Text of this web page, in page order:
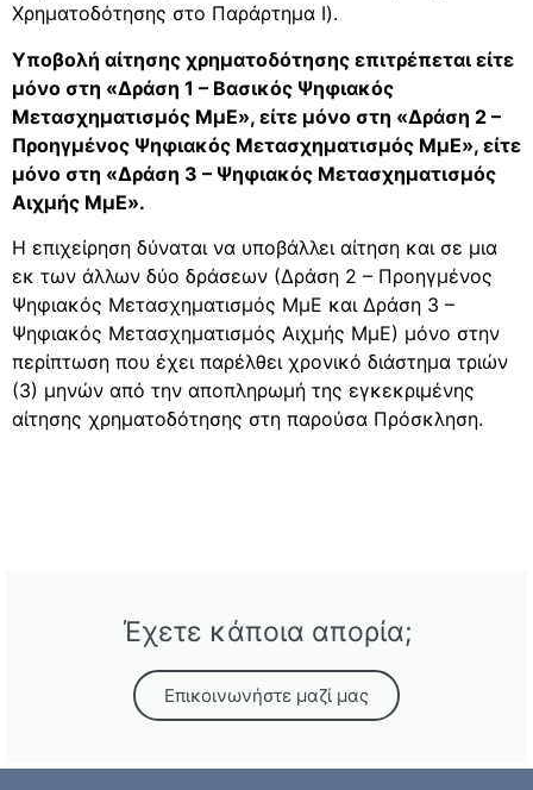
Χρηματοδότησης στο Παράρτημα Ι).
Υποβολή αίτησης χρηματοδότησης επιτρέπεται είτε
μόνο στη «Δράση 1 – Βασικός Ψηφιακός
Μετασχηματισμός ΜμΕ», είτε μόνο στη «Δράση 2 –
Προηγμένος Ψηφιακός Μετασχηματισμός ΜμΕ», είτε
μόνο στη «Δράση 3 – Ψηφιακός Μετασχηματισμός
Αιχμής ΜμΕ».
Η επιχείρηση δύναται να υποβάλλει αίτηση και σε μια
εκ των άλλων δύο δράσεων (Δράση 2 – Προηγμένος
Ψηφιακός Μετασχηματισμός ΜμΕ και Δράση 3 –
Ψηφιακός Μετασχηματισμός Αιχμής ΜμΕ) μόνο στην
περίπτωση που έχει παρέλθει χρονικό διάστημα τριών
(3) μηνών από την αποπληρωμή της εγκεκριμένης
αίτησης χρηματοδότησης στη παρούσα Πρόσκληση.
Έχετε κάποια απορία;
Επικοινωνήστε μαζί μας